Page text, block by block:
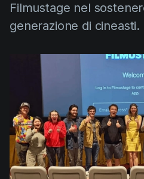
Script Sides
Ordini del Giorno
AI Agent
Directing
Education
Filmmaking
Filmustage news
Gaming
Guides
Video
Centro Assistenza
Filmustage nel
generazione di cineasti.